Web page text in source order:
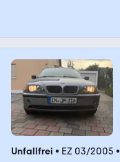
Unfallfrei • EZ 03/2005 •